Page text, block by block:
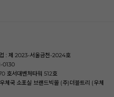
: 제 2023-서울금천-2024호
0130
호서대벤처타워 512호
체국 소포실 브랜드빅몰 (주)더블트리 (우체